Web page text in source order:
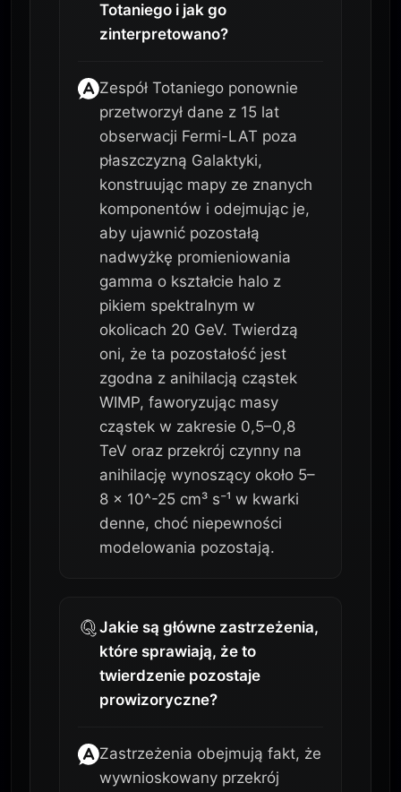
Totaniego i jak go
zinterpretowano?
Zespół Totaniego ponownie
przetworzył dane z 15 lat
obserwacji Fermi-LAT poza
płaszczyzną Galaktyki,
konstruując mapy ze znanych
komponentów i odejmując je,
aby ujawnić pozostałą
nadwyżkę promieniowania
gamma o kształcie halo z
pikiem spektralnym w
okolicach 20 GeV. Twierdzą
oni, że ta pozostałość jest
zgodna z anihilacją cząstek
WIMP, faworyzując masy
cząstek w zakresie 0,5–0,8
TeV oraz przekrój czynny na
anihilację wynoszący około 5–
8 × 10^-25 cm³ s⁻¹ w kwarki
denne, choć niepewności
modelowania pozostają.
Jakie są główne zastrzeżenia,
które sprawiają, że to
twierdzenie pozostaje
prowizoryczne?
Zastrzeżenia obejmują fakt, że
wywnioskowany przekrój